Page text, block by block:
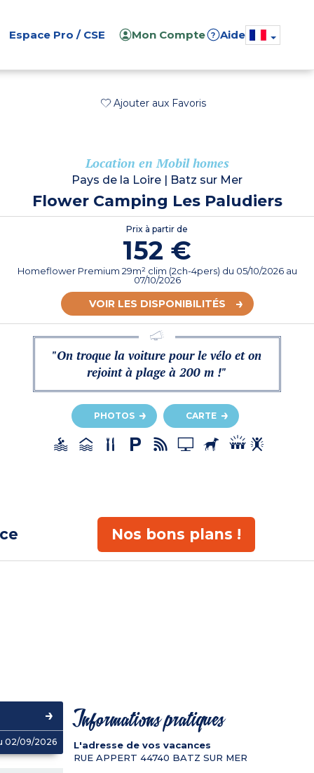
Espace Pro / CSE Mon Compte ? Aide
Ajouter aux Favoris
Location en Mobil homes
Pays de la Loire | Batz sur Mer
Flower Camping Les Paludiers
Prix à partir de
152 €
Homeflower Premium 29m² clim (2ch-4pers) du 05/10/2026au
07/10/2026
VOIR LES DISPONIBILITÉS
"On troque la voiture pour le vélo et on
rejoint à plage à 200 m !"
PHOTOS CARTE
Nos bons plans !
02/09/2026
Informations pratiques
L'adresse de vos vacances
RUE APPERT 44740 BATZ SUR MER